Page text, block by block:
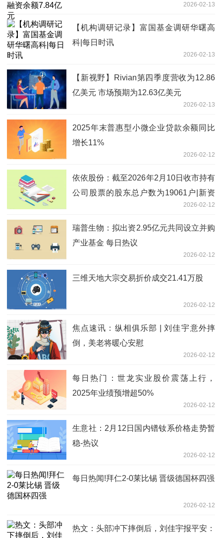
2026-02-13
【机构调研记录】富国基金调研华曙高
科|每日时讯
2026-02-13
【新视野】Rivian第四季度营收为12.86
亿美元 市场预期为12.63亿美元
2026-02-13
2025年末普惠型小微企业贷款余额同比
增长11%
2026-02-12
依依股份：截至2026年2月10日收市持有
公司股票的股东总户数为19061户|新资
2026-02-12
瑞普生物：拟出资2.95亿元共同设立并购
产业基金 每日热议
2026-02-12
三维天地大宗交易折价成交21.41万股
2026-02-12
焦点速讯：纵相俱乐部 | 刘佳宇‌意外摔
倒，美老将暖心安慰
2026-02-12
每日热门：世龙实业股价震荡上行，
2025年业绩预增超50%
2026-02-12
生意社：2月12日国内镨钕系价格走势暂
稳-热议
2026-02-12
每日热闻!拜仁2-0莱比锡 晋级德国杯四强
2026-02-12
热文：头部冲下摔倒后，刘佳宇报平安：